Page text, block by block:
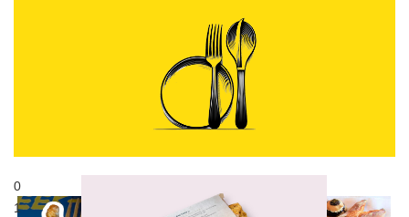
Sac à pain publicitaire
0
1